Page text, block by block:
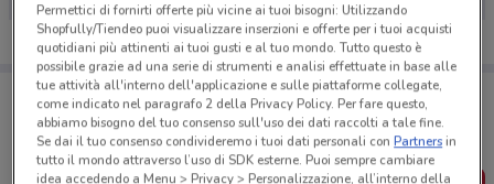
Porta DoveConviene sempre con te!
Puoi trovare le migliori offerte dei negozi vicino a te,
salvarle e creare la tua lista del risparmio, comodamente
dal tuo cellulare.
Permettici di fornirti offerte più vicine ai tuoi bisogni: Utilizzando
Shopfully/Tiendeo puoi visualizzare inserzioni e offerte per i tuoi acquisti
quotidiani più attinenti ai tuoi gusti e al tuo mondo. Tutto questo è
possibile grazie ad una serie di strumenti e analisi effettuate in base alle
tue attività all'interno dell'applicazione e sulle piattaforme collegate,
come indicato nel paragrafo 2 della Privacy Policy. Per fare questo,
abbiamo bisogno del tuo consenso sull'uso dei dati raccolti a tale fine.
Se dai il tuo consenso condivideremo i tuoi dati personali conPartnersin
tutto il mondo attraverso l’uso di SDK esterne. Puoi sempre cambiare
idea accedendo a Menu > Privacy > Personalizzazione, all’interno della